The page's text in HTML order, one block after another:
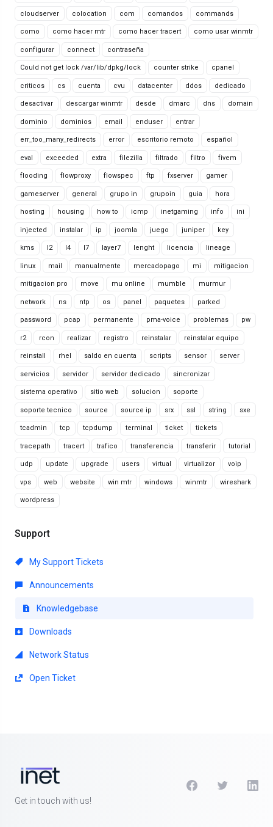
cloudserver colocation com comandos commands
como como hacer mtr como hacer tracert como usar winmtr
configurar connect contraseña
Could not get lock /var/lib/dpkg/lock counter strike cpanel
criticos cs cuenta cvu datacenter ddos dedicado
desactivar descargar winmtr desde dmarc dns domain
dominio dominios email enduser entrar
err_too_many_redirects error escritorio remoto español
eval exceeded extra filezilla filtrado filtro fivem
flooding flowproxy flowspec ftp fxserver gamer
gameserver general grupo in grupoin guia hora
hosting housing how to icmp inetgaming info ini
injected instalar ip joomla juego juniper key
kms l2 l4 l7 layer7 lenght licencia lineage
linux mail manualmente mercadopago mi mitigacion
mitigacion pro move mu online mumble murmur
network ns ntp os panel paquetes parked
password pcap permanente pma-voice problemas pw
r2 rcon realizar registro reinstalar reinstalar equipo
reinstall rhel saldo en cuenta scripts sensor server
servicios servidor servidor dedicado sincronizar
sistema operativo sitio web solucion soporte
soporte tecnico source source ip srx ssl string sxe
tcadmin tcp tcpdump terminal ticket tickets
tracepath tracert trafico transferencia transferir tutorial
udp update upgrade users virtual virtualizor voip
vps web website win mtr windows winmtr wireshark
wordpress
Support
My Support Tickets
Announcements
Knowledgebase
Downloads
Network Status
Open Ticket
Get in touch with us!